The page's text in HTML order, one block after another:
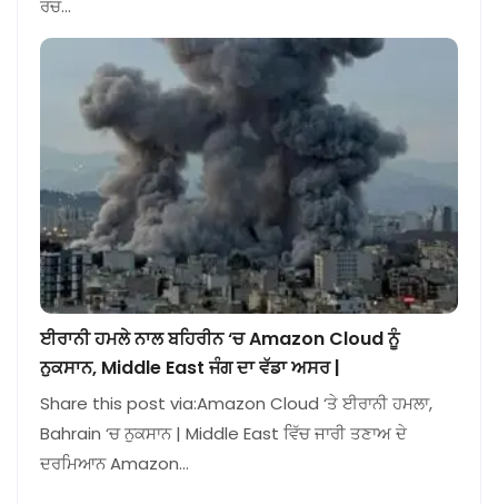
ਰਚ…
ਈਰਾਨੀ ਹਮਲੇ ਨਾਲ ਬਹਿਰੀਨ ‘ਚ Amazon Cloud ਨੂੰ
ਨੁਕਸਾਨ, Middle East ਜੰਗ ਦਾ ਵੱਡਾ ਅਸਰ |
Share this post via:Amazon Cloud ‘ਤੇ ਈਰਾਨੀ ਹਮਲਾ,
Bahrain ‘ਚ ਨੁਕਸਾਨ | Middle East ਵਿੱਚ ਜਾਰੀ ਤਣਾਅ ਦੇ
ਦਰਮਿਆਨ Amazon…